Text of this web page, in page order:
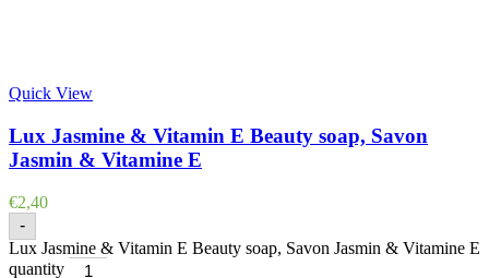
Quick View
Lux Jasmine & Vitamin E Beauty soap, Savon
Jasmin & Vitamine E
€2,40
-
Lux Jasmine & Vitamin E Beauty soap, Savon Jasmin & Vitamine E
quantity